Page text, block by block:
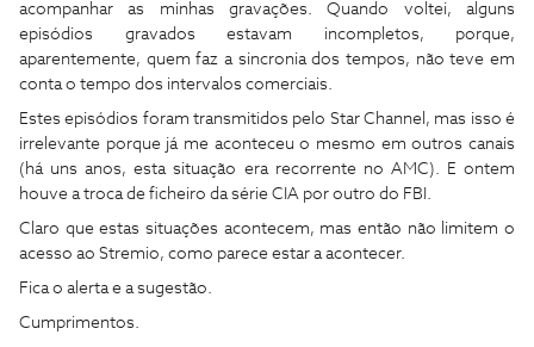
acompanhar as minhas gravações. Quando voltei, alguns
episódios gravados estavam incompletos, porque,
aparentemente, quem faz a sincronia dos tempos, não teve em
conta o tempo dos intervalos comerciais.
Estes episódios foram transmitidos pelo Star Channel, mas isso é
irrelevante porque já me aconteceu o mesmo em outros canais
(há uns anos, esta situação era recorrente no AMC). E ontem
houve a troca de ficheiro da série CIA por outro do FBI.
Claro que estas situações acontecem, mas então não limitem o
acesso ao Stremio, como parece estar a acontecer.
Fica o alerta e a sugestão.
Cumprimentos.